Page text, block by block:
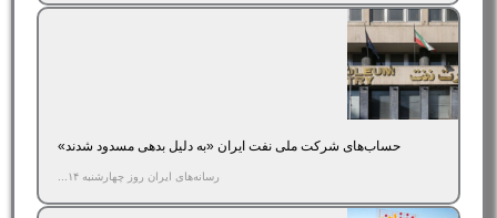
حساب‌های شرکت ملی نفت ایران «به‌ دلیل بدهی مسدود شدند»
رسانه‌های ایران روز چهارشنبه ۱۴...